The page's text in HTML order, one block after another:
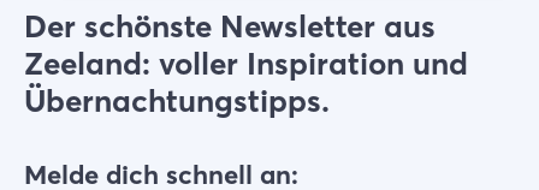
Der schönste Newsletter aus
Zeeland: voller Inspiration und
Übernachtungstipps.
Melde dich schnell an: